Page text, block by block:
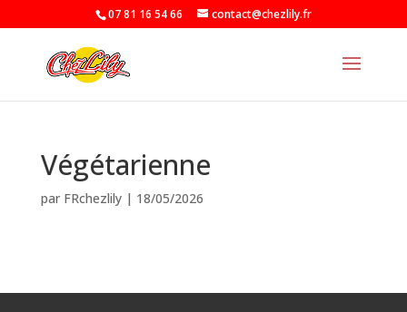
07 81 16 54 66 contact@chezlily.fr
Végétarienne
par FRchezlily| 18/05/2026